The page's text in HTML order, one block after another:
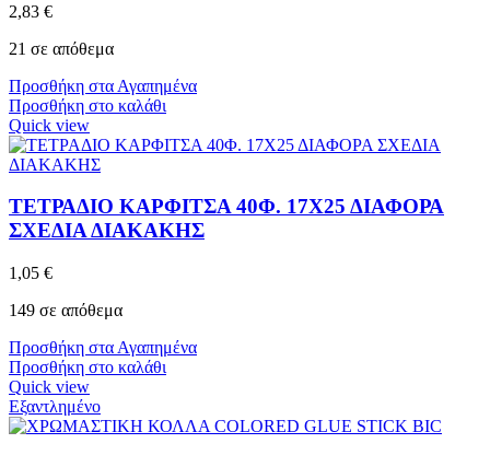
2,83 €
21 σε απόθεμα
Προσθήκη στα Αγαπημένα
Προσθήκη στο καλάθι
Quick view
ΤΕΤΡΑΔΙΟ ΚΑΡΦΙΤΣΑ 40Φ. 17Χ25 ΔΙΑΦΟΡΑ
ΣΧΕΔΙΑ ΔΙΑΚΑΚΗΣ
1,05 €
149 σε απόθεμα
Προσθήκη στα Αγαπημένα
Προσθήκη στο καλάθι
Quick view
Εξαντλημένο